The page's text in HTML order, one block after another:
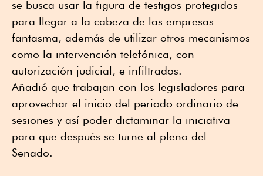
se busca usar la figura de testigos protegidos
para llegar a la cabeza de las empresas
fantasma, además de utilizar otros mecanismos
como la intervención telefónica, con
autorización judicial, e infiltrados.
Añadió que trabajan con los legisladores para
aprovechar el inicio del periodo ordinario de
sesiones y así poder dictaminar la iniciativa
para que después se turne al pleno del
Senado.